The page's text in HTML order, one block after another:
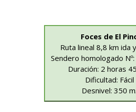
Foces de El
Ruta lineal 8,8 km ida
Sendero homologado Nº:
Duración: 2 horas
Dificultad: Fácil
Desnivel: 350 m.